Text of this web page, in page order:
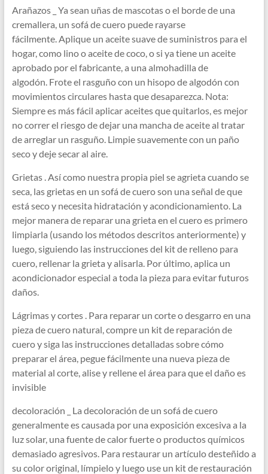
Arañazos _ Ya sean uñas de mascotas o el borde de una
cremallera, un sofá de cuero puede rayarse
fácilmente. Aplique un aceite suave de suministros para el
hogar, como lino o aceite de coco, o si ya tiene un aceite
aprobado por el fabricante, a una almohadilla de
algodón. Frote el rasguño con un hisopo de algodón con
movimientos circulares hasta que desaparezca. Nota:
Siempre es más fácil aplicar aceites que quitarlos, es mejor
no correr el riesgo de dejar una mancha de aceite al tratar
de arreglar un rasguño. Limpie suavemente con un paño
seco y deje secar al aire.
Grietas . Así como nuestra propia piel se agrieta cuando se
seca, las grietas en un sofá de cuero son una señal de que
está seco y necesita hidratación y acondicionamiento. La
mejor manera de reparar una grieta en el cuero es primero
limpiarla (usando los métodos descritos anteriormente) y
luego, siguiendo las instrucciones del kit de relleno para
cuero, rellenar la grieta y alisarla. Por último, aplica un
acondicionador especial a toda la pieza para evitar futuros
daños.
Lágrimas y cortes . Para reparar un corte o desgarro en una
pieza de cuero natural, compre un kit de reparación de
cuero y siga las instrucciones detalladas sobre cómo
preparar el área, pegue fácilmente una nueva pieza de
material al corte, alise y rellene el área para que el daño es
invisible
decoloración _ La decoloración de un sofá de cuero
generalmente es causada por una exposición excesiva a la
luz solar, una fuente de calor fuerte o productos químicos
demasiado agresivos. Para restaurar un artículo desteñido a
su color original, límpielo y luego use un kit de restauración